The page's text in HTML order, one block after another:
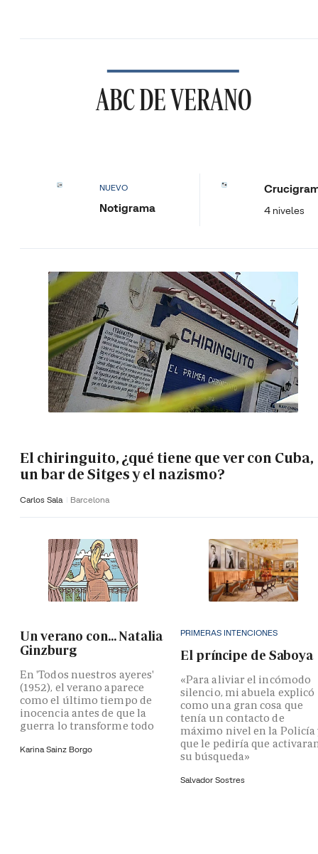
ABC DE VERANO
NUEVO
Notigrama 4 niveles
El chiringuito, ¿qué tiene que ver con Cuba,
un bar de Sitges y el nazismo?
Carlos Sala Barcelona
Un verano con... Natalia
Ginzburg
En 'Todos nuestros ayeres'
(1952), el verano aparece
como el último tiempo de
inocencia antes de que la
guerra lo transforme todo
Karina Sainz Borgo
PRIMERAS INTENCIONES
El príncipe de Saboya
«Para aliviar el incómodo
silencio, mi abuela explicó
como una gran cosa que
tenía un contacto de
máximo nivel en la Policía
que le pediría que
su búsqueda»
Salvador Sostres